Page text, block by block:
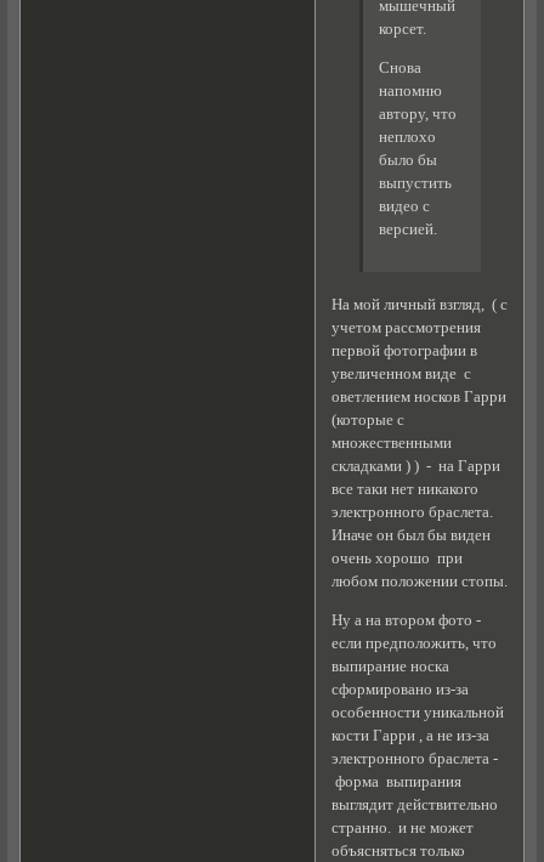
мышечный
корсет.
Снова
напомню
автору, что
неплохо
было бы
выпустить
видео с
версией.
На мой личный взгляд, ( с
учетом рассмотрения
первой фотографии в
увеличенном виде с
оветлением носков Гарри
(которые с
множественными
складками ) ) - на Гарри
все таки нет никакого
электронного браслета.
Иначе он был бы виден
очень хорошо при
любом положении стопы.
Ну а на втором фото -
если предположить, что
выпирание носка
сформировано из-за
особенности уникальной
кости Гарри , а не из-за
электронного браслета -
форма выпирания
выглядит действительно
странно. и не может
объясняться только